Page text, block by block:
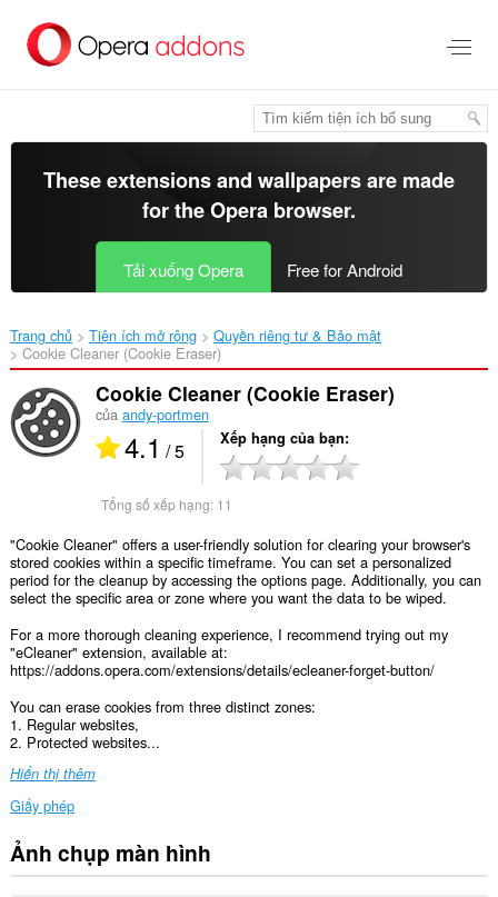
đến
These extensions and wallpapers are made
for theOpera browser.
Tải xuống Opera Free for Android
Trang chủ Tiện ích mở rộng
Quyền riêng tư & Bảo mật
Cookie Cleaner (Cookie Eraser)‎
Cookie Cleaner (Cookie Eraser)
của andy-portmen
4.1 / 5 Xếp hạng của bạn
Tổng số xếp hạng: 11
"Cookie Cleaner" offers a user-friendly solution for clearing your browser's
stored cookies within a specific timeframe. You can set a personalized
period for the cleanup by accessing the options page. Additionally, you can
select the specific area or zone where you want the data to be wiped.
For a more thorough cleaning experience, I recommend trying out my
"eCleaner" extension, available at:
https://addons.opera.com/extensions/details/ecleaner-forget-button/
You can erase cookies from three distinct zones:
1. Regular websites,
2. Protected websites...
Hiển thị thêm
Giấy phép
This
extension
Ảnh chụp màn hình